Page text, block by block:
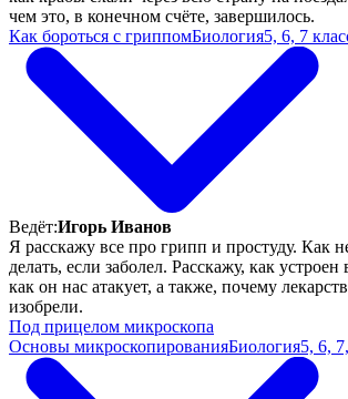
чем это, в конечном счёте, завершилось.
Как бороться с гриппомБиология5, 6, 7
Ведёт:Игорь Иванов
Я расскажу все про грипп и простуду. Как
делать, если заболел. Расскажу, как
как он нас атакует, а также, почему
изобрели.
Под прицелом микроскопа
Основы микроскопированияБиология5, 6,